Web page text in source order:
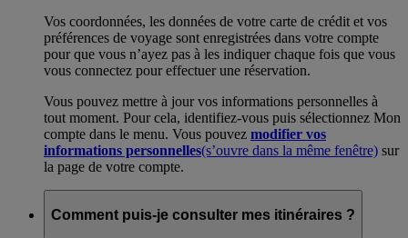
Vos coordonnées, les données de votre carte de crédit et vos
préférences de voyage sont enregistrées dans votre compte
pour que vous n’ayez pas à les indiquer chaque fois que vous
vous connectez pour effectuer une réservation.
Vous pouvez mettre à jour vos informations personnelles à
tout moment. Pour cela, identifiez-vous puis sélectionnez Mon
compte dans le menu. Vous pouvez modifier vos
informations personnelles(s’ouvre dans la même fenêtre) sur
la page de votre compte.
Comment puis-je consulter mes itinéraires ?